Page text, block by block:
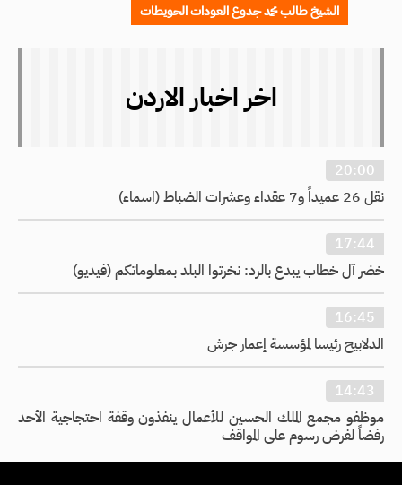
الشيخ طالب محمد جدوع العودات الحويطات
اخر اخبار الاردن
20:00
نقل 26 عميداً و7 عقداء وعشرات الضباط (اسماء)
17:44
خضر آل خطاب يبدع بالرد: نخرتوا البلد بمعلوماتكم (فيديو)
16:45
الدلابيح رئيسا لمؤسسة إعمار جرش
14:43
موظفو مجمع الملك الحسين للأعمال ينفذون وقفة احتجاجية الأحد
رفضاً لفرض رسوم على المواقف